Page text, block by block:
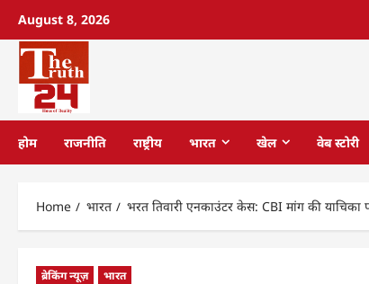
August 8, 2026
होम राजनीति राष्ट्रीय भारत खेल वेब स्टोरी
Home भारत भरत तिवारी एनकाउंटर केस: CBI मांग की याचिका
ब्रेकिंग न्यूज़ भारत